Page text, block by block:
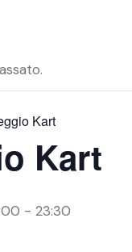
Kart
Kart
- 23:30